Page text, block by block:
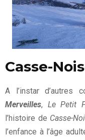
Casse-
A l’instar
Merveilles, Le Petit
l’histoire de Casse-
l’enfance à l’âge